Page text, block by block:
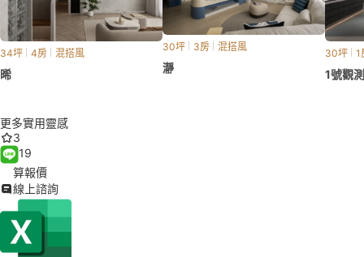
34坪 4房 混搭風
晞
30坪 3房 混搭風
瀞
30坪 1
1號觀
更多實用靈感
3
19
算報價
線上諮詢